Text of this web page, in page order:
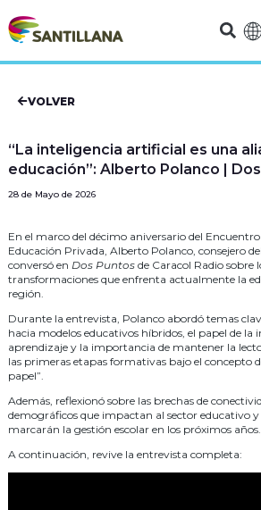
VOLVER
“La inteligencia artificial es una
educación”: Alberto Polanco |
28 de Mayo de 2026
En el marco del décimo aniversario del Encuentro
Educación Privada, Alberto Polanco, consejero
conversó en Dos Puntosde Caracol Radio sobre
transformaciones que enfrenta actualmente la
región.
Durante la entrevista, Polanco abordó temas
hacia modelos educativos híbridos, el papel de la
aprendizaje y la importancia de mantener la
las primeras etapas formativas bajo el concepto
papel”.
Además, reflexionó sobre las brechas de
demográficos que impactan al sector educativo y
marcarán la gestión escolar en los próximos años.
A continuación, revive la entrevista completa: